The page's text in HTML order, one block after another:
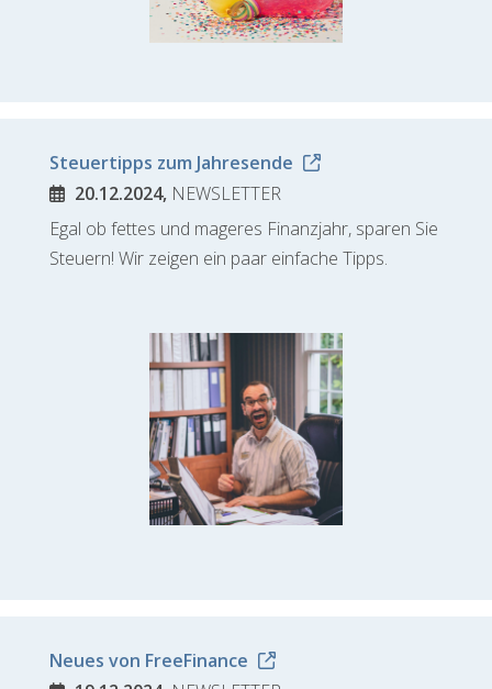
Steuertipps zum Jahresende
20.12.2024, NEWSLETTER
Egal ob fettes und mageres Finanzjahr, sparen Sie
Steuern! Wir zeigen ein paar einfache Tipps.
Neues von FreeFinance